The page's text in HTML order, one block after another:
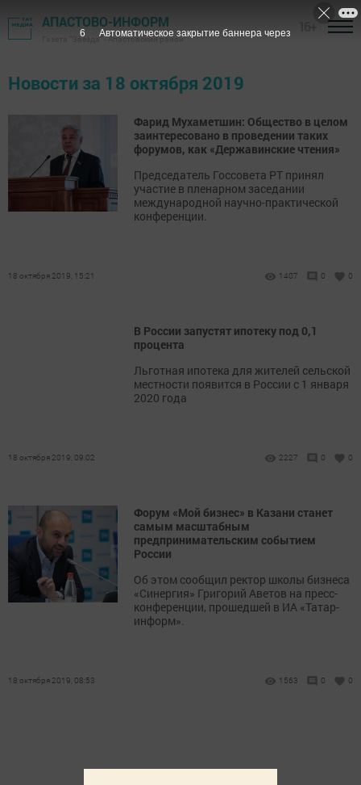
АПАСТОВО-ИНФОРМ
Газета "Звезда" - Апастовский район
Новости за 18 октября 2019
Фарид Мухаметшин: Общество в целом
заинтересовано в проведении таких
форумов, как «Державинские чтения»
Председатель Госсовета РТ принял
участие в пленарном заседании
международной научно-практической
конференции.
18 октября 2019, 15:21 1407 0 0
В России запустят ипотеку под 0,1
процента
Льготная ипотека для жителей сельской
местности появится в России с 1 января
2020 года
18 октября 2019, 09:02 2227 0 0
Форум «Мой бизнес» в Казани станет
самым масштабным
предпринимательским событием
России
Об этом сообщил ректор школы бизнеса
«Синергия» Григорий Аветов на пресс-
конференции, прошедшей в ИА «Татар-
информ».
18 октября 2019, 08:53 1563 0 0
6 Автоматическое закрытие баннера через